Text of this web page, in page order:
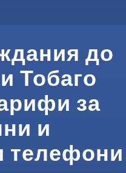
до
Тобаго
за
и
телефони